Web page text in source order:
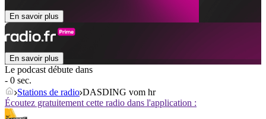
En savoir plus
En savoir plus
Le podcast débute dans
- 0 sec.
Stations de radio DASDING vom hr
Écoutez gratuitement cette radio dans l'application :